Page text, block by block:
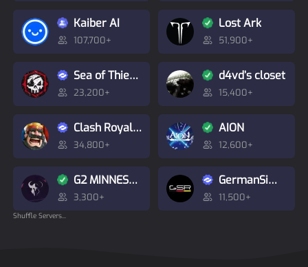
Kaiber AI
107,700+
Lost Ark
51,900+
Sea of Thieves Poland
23,200+
d4vd’s closet
15,400+
Clash Royale FR
34,800+
AION
12,600+
G2 MINNESOTA
3,300+
GermanSimRacing
11,500+
Shuffle Servers...